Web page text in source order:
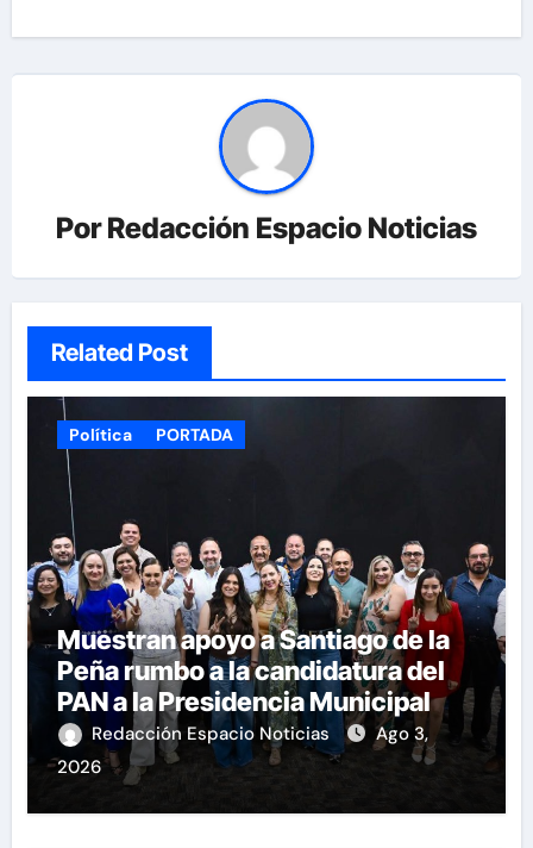
PorRedacción Espacio Noticias
Related Post
Política PORTADA
Muestran apoyo a Santiago de la
Peña rumbo a la candidatura del
PAN a la Presidencia Municipal
Redacción Espacio Noticias
Ago 3,
2026